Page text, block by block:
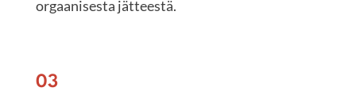
orgaanisesta jätteestä.
03